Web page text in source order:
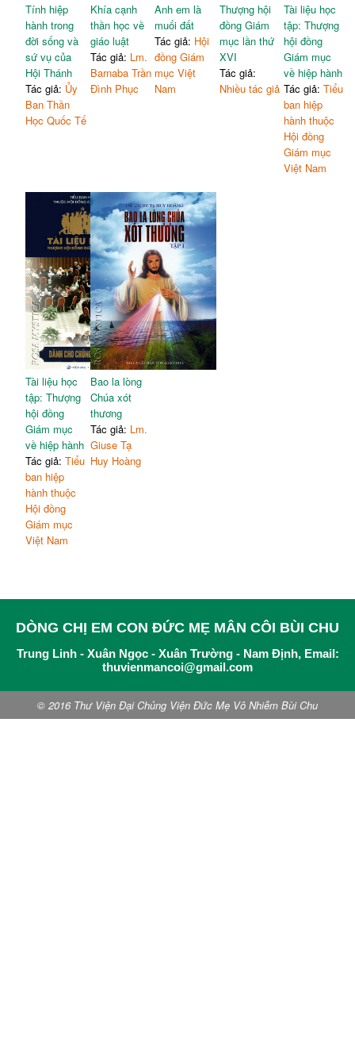
Tính hiệp
hành trong
đời sống và
sứ vụ của
Hội Thánh
Tác giả: Ủy
Ban Thần
Học Quốc Tế
Khía cạnh
thần học về
giáo luật
Tác giả: Lm.
Barnaba Trần
Đình Phục
Anh em là
muối đất
Tác giả: Hội
đồng Giám
mục Việt
Nam
Thượng hội
đồng Giám
mục lần thứ
XVI
Tác giả:
Nhiều tác giả
Tài liệu học
tập: Thượng
hội đồng
Giám mục
về hiệp hành
Tác giả:Tiểu
ban hiệp
hành thuộc
Hội đồng
Giám mục
Việt Nam
Tài liệu học
tập: Thượng
hội đồng
Giám mục
về hiệp hành
Tác giả:Tiểu
ban hiệp
hành thuộc
Hội đồng
Giám mục
Việt Nam
Bao la lòng
Chúa xót
thương
Tác giả: Lm.
Giuse Tạ
Huy Hoàng
DÒNG CHỊ EM CON ĐỨC MẸ MÂN CÔI BÙI CHU
Trung Linh - Xuân Ngọc - Xuân Trường - Nam Định, Email:
thuvienmancoi@gmail.com
© 2016 Thư Viện Đại Chủng Viện Đức Mẹ Vô Nhiễm Bùi Chu